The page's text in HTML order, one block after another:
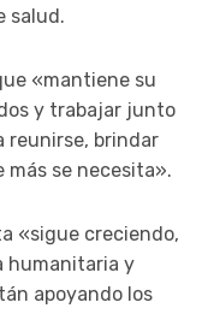
salud.
«mantiene su
y trabajar junto
reunirse, brindar
más se necesita».
«sigue creciendo,
humanitaria y
apoyando los